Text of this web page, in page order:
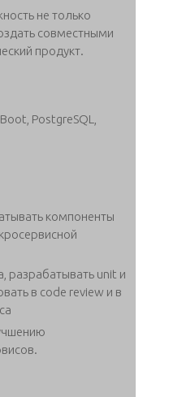
не только
совместными
продукт.
PostgreSQL,
компоненты
разрабатывать unit и
в code review и в